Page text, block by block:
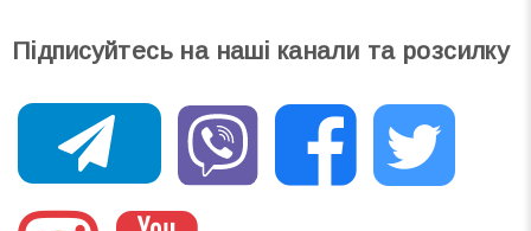
Підписуйтесь на наші канали та розсилку